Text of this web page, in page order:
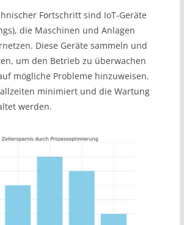
Fortschritt sind IoT-Geräte
die Maschinen und Anlagen
Diese Geräte sammeln und
um den Betrieb zu überwachen
mögliche Probleme hinzuweisen.
minimiert und die Wartung
werden.